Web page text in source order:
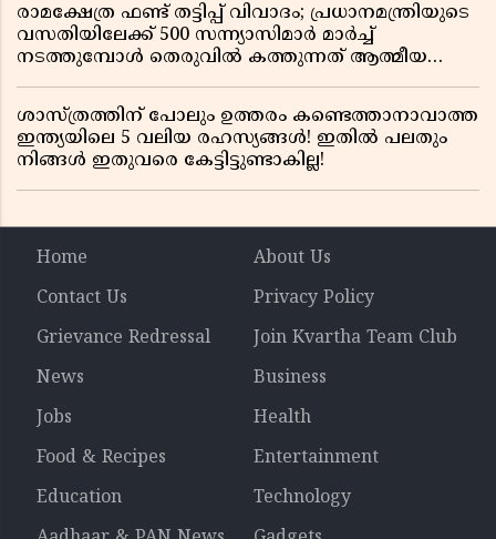
രാമക്ഷേത്ര ഫണ്ട് തട്ടിപ്പ് വിവാദം; പ്രധാനമന്ത്രിയുടെ
വസതിയിലേക്ക് 500 സന്ന്യാസിമാർ മാർച്ച്
നടത്തുമ്പോൾ തെരുവിൽ കത്തുന്നത് ആത്മീയ
ശാസ്ത്രത്തിന് പോലും ഉത്തരം കണ്ടെത്താനാവാത്ത
ഇന്ത്യയിലെ 5 വലിയ രഹസ്യങ്ങൾ! ഇതിൽ പലതും
നിങ്ങൾ ഇതുവരെ കേട്ടിട്ടുണ്ടാകില്ല!
Home
About Us
Contact Us
Privacy Policy
Grievance Redressal
Join Kvartha Team Club
News
Business
Jobs
Health
Food & Recipes
Entertainment
Education
Technology